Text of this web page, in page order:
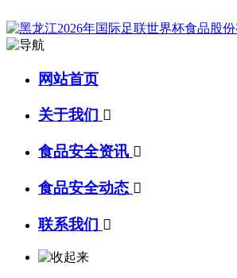
网站首页
关于我们 
食品安全资讯 
食品安全动态 
联系我们 